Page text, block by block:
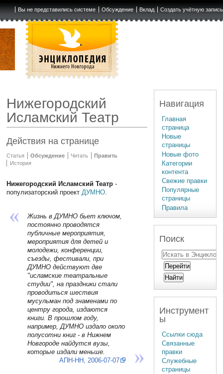
Вы не представились системе Обсуждение Вклад Создать учётную запись
Нижегородский
Исламский Театр
Действия на странице
Статья Обсуждение Читать
Править
История
Нижегородский Исламский Театр -
популизаторский проектДУМНО.
Жизнь в ДУМНО бьет ключом,
постоянно проводятся
публичные мероприятия,
мероприятия для детей и
молодежи, конференции,
съезды, фестивали, при
ДУМНО действуют две
"исламские театральные
студии", на праздники стали
проводиться шествия
мусульман под знаменами по
центру города, издаются
книги. В прошлом году,
например, ДУМНО издало около
полусотни книг - в Нижнем
Новгороде найдутся вузы,
которые издали меньше.
АПН-НН, 2006-07-07
Навигация
Главная
страница
Новые
страницы
Новые фото
Категории
контента
Свежие правки
Популярные
страницы
Правила
Поиск
Инструмент
ы
Ссылки сюда
Связанные
правки
Служебные
страницы